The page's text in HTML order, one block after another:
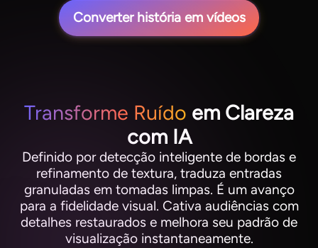
Converter história em vídeos
Transforme Ruído em Clareza
com IA
Definido por detecção inteligente de bordas e
refinamento de textura, traduza entradas
granuladas em tomadas limpas. É um avanço
para a fidelidade visual. Cativa audiências com
detalhes restaurados e melhora seu padrão de
visualização instantaneamente.